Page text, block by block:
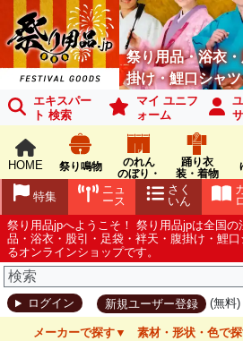
祭り用品・浴衣
掛け・鯉口シャ
エキスパー
ト 検索
マイ ユニフ
ォーム
HOME 祭り鳴物
のれん
のぼり・
踊り衣
装・着物
さく
いん
ニュ
ース
特集
祭り用品jpへようこそ！ 祭り用品jpは全国の
品・浴衣・股引・足袋・袢天・腹掛け・鯉
るオンラインショップです。
ログイン 新規ユーザー登録 (無料)
メーカーで探す 素材・形状・色で